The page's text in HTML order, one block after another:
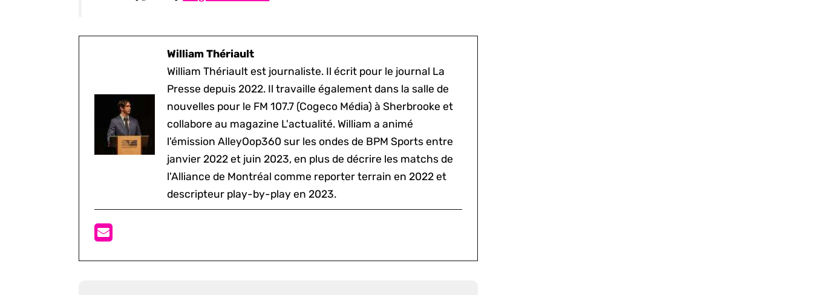
William Thériault
William Thériault est journaliste. Il écrit pour le journal La
Presse depuis 2022. Il travaille également dans la salle de
nouvelles pour le FM 107.7 (Cogeco Média) à Sherbrooke et
collabore au magazine L'actualité. William a animé
l'émission AlleyOop360 sur les ondes de BPM Sports entre
janvier 2022 et juin 2023, en plus de décrire les matchs de
l'Alliance de Montréal comme reporter terrain en 2022 et
descripteur play-by-play en 2023.